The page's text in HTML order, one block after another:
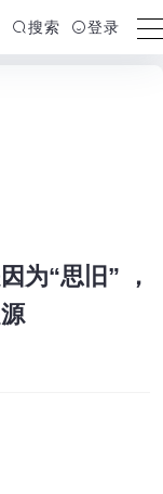
搜索 登录
为“思旧” ，